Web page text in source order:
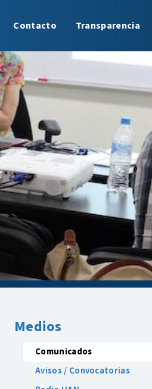
Contacto Transparencia
Medios
Comunicados
Avisos / Convocatorias